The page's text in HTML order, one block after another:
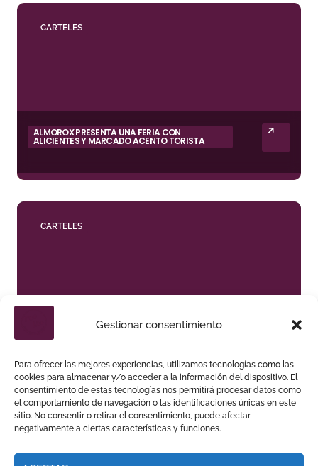
Gestionar consentimiento
Para ofrecer las mejores experiencias, utilizamos tecnologías como las
cookies para almacenar y/o acceder a la información del dispositivo. El
consentimiento de estas tecnologías nos permitirá procesar datos como
el comportamiento de navegación o las identificaciones únicas en este
sitio. No consentir o retirar el consentimiento, puede afectar
negativamente a ciertas características y funciones.
CARTELES
ALMOROX PRESENTA UNA FERIA CON
ALICIENTES Y MARCADO ACENTO TORISTA
CARTELES
LAS VENTAS DISEÑA UN SEPTIEMBRE DE
DESAFÍOS Y VARIEDAD GANADERA